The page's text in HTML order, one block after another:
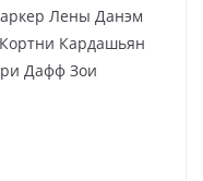
Лены Данэм
Кардашьян
Дафф Зои